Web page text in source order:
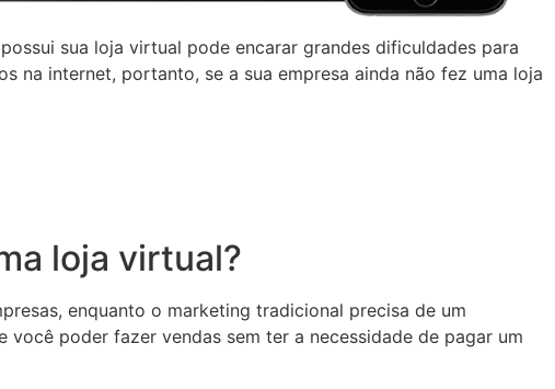
sua loja virtual pode encarar grandes dificuldades para
na internet, portanto, se a sua empresa ainda não fez uma loja
loja virtual?
enquanto o marketing tradicional precisa de um
poder fazer vendas sem ter a necessidade de pagar um